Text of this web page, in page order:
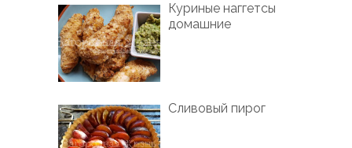
Куриные наггетсы
домашние
Сливовый пирог